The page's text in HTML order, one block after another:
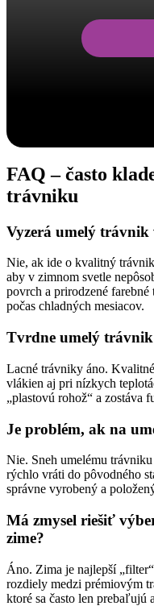
FAQ – často
trávniku
Vyzerá umelý trávnik
Nie, ak ide o kvalitný
aby v zimnom svetle
povrch a prirodzené
počas chladných mesiacov.
Tvrdne umelý trávnik
Lacné trávniky áno.
vlákien aj pri nízkych
„plastovú rohož“ a zostáva
Je problém, ak na
Nie. Sneh umelému
rýchlo vráti do pôvodného
správne vyrobený a
Má zmysel riešiť
zime?
Áno. Zima je najlepší
rozdiely medzi prémiovým
ktoré sa často len prebaľujú